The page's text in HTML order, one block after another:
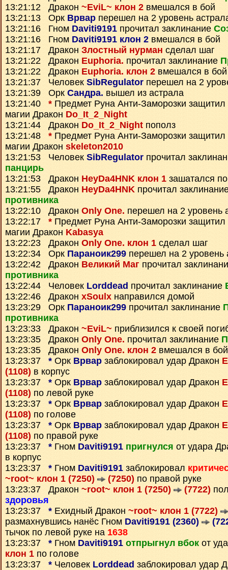
13:21:12 Дракон ~EviL~ клон 2 вмешался в бой
13:21:13 Орк Врвар перешел на 2 уровень
13:21:16 Гном Daviti9191 прочитал заклинание
13:21:16 Гном Daviti9191 клон 2 вмешался в бой
13:21:17 Дракон Злостный нурман сделал шаг
13:21:22 Дракон Euphoria. прочитал заклинание
13:21:22 Дракон Euphoria. клон 2 вмешался в бой
13:21:37 Человек SibRegulator перешел на 2
13:21:39 Орк Сандра. вышел из астрала
13:21:40 * Предмет Руна Анти-Заморозки
магии Дракон Do_It_2_Night
13:21:44 Дракон Do_It_2_Night пополз
13:21:48 * Предмет Руна Анти-Заморозки
магии Дракон skeleton2010
13:21:53 Человек SibRegulator прочитал
панцирь
13:21:53 Дракон HeyDa4HNK клон 1 зашатался
13:21:55 Дракон HeyDa4HNK прочитал
противника
13:22:10 Дракон Only One. перешел на 2 уровень
13:22:17 * Предмет Руна Анти-Заморозки
магии Дракон Kabasya
13:22:23 Дракон Only One. клон 1 сделал шаг
13:22:34 Орк Параноик299 перешел на 2 уровень
13:22:42 Дракон Великий Маг прочитал
противника
13:22:44 Человек Lorddead прочитал заклинание
13:22:46 Дракон xSoulx направился домой
13:23:29 Орк Параноик299 прочитал заклинание
противника
13:23:33 Дракон ~EviL~ приблизился к своей
13:23:35 Дракон Only One. прочитал заклинание
13:23:35 Дракон Only One. клон 2 вмешался в бой
13:23:37 * Орк Врвар заблокировал удар Дракон
(1108) в корпус
13:23:37 * Орк Врвар заблокировал удар Дракон
(1108) по левой руке
13:23:37 * Орк Врвар заблокировал удар Дракон
(1108) по голове
13:23:37 * Орк Врвар заблокировал удар Дракон
(1108) по правой руке
13:23:37 * Гном Daviti9191 пригнулся от удара
в корпус
13:23:37 * Гном Daviti9191 заблокировал
~root~ клон 1 (7250)
(7250) по правой руке
13:23:37 Дракон ~root~ клон 1 (7250) (7722)
здоровья
13:23:37 * Ехидный Дракон ~root~ клон 1 (7722)
размахнувшись нанёс Гном Daviti9191 (2360)
тычок по левой руке на 1638
13:23:37 * Гном Daviti9191 отпрыгнул вбок от
клон 1 по голове
13:23:37 * Человек Lorddead заблокировал удар